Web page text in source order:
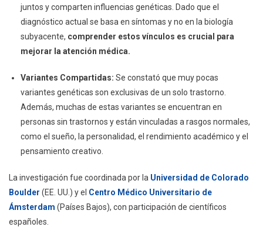
juntos y comparten influencias genéticas. Dado que el
diagnóstico actual se basa en síntomas y no en la biología
subyacente, comprender estos vínculos es crucial para
mejorar la atención médica.
Variantes Compartidas: Se constató que muy pocas
variantes genéticas son exclusivas de un solo trastorno.
Además, muchas de estas variantes se encuentran en
personas sin trastornos y están vinculadas a rasgos normales,
como el sueño, la personalidad, el rendimiento académico y el
pensamiento creativo.
La investigación fue coordinada por la Universidad de Colorado
Boulder (EE. UU.) y el Centro Médico Universitario de
Ámsterdam (Países Bajos), con participación de científicos
españoles.